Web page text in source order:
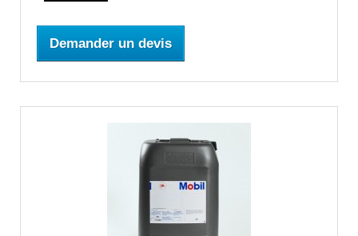
Demander un devis